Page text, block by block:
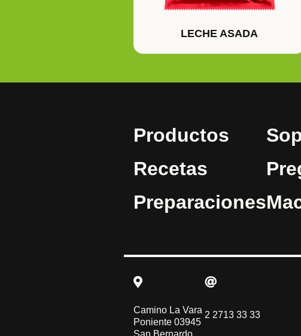
LECHE ASADA
Productos
Recetas
Preparaciones
Camino La Vara
Poniente 03945
2 2713 33 33